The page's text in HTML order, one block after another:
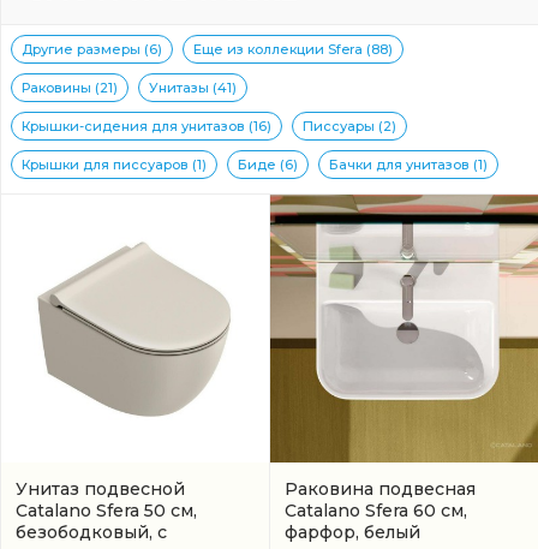
Другие размеры (6) Еще из коллекции Sfera (88)
Раковины (21) Унитазы (41)
Крышки-сидения для унитазов (16) Писсуары (2)
Крышки для писсуаров (1) Биде (6) Бачки для унитазов (1)
Унитаз подвесной
Catalano Sfera 50 см,
безободковый, с
Раковина подвесная
Catalano Sfera 60 см,
фарфор, белый